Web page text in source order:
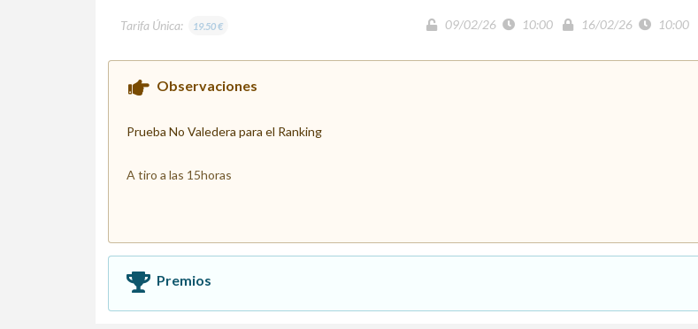
Tarifa Única: 19.50 € 09/02/26 10:00 16/02/26 10:00
Observaciones
Prueba No Valedera para el Ranking
A tiro a las 15horas
Premios